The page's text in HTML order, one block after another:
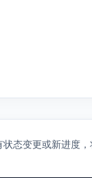
状态变更或新进度